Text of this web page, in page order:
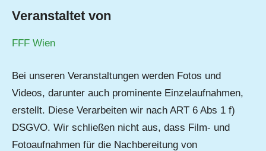
Veranstaltet von
FFF Wien
Bei unseren Veranstaltungen werden Fotos und
Videos, darunter auch prominente Einzelaufnahmen,
erstellt. Diese Verarbeiten wir nach ART 6 Abs 1 f)
DSGVO. Wir schließen nicht aus, dass Film- und
Fotoaufnahmen für die Nachbereitung von